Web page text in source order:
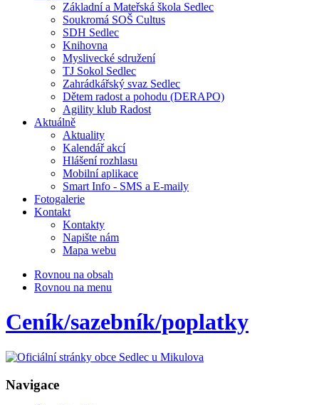
Základní a Mateřská škola Sedlec
Soukromá SOŠ Cultus
SDH Sedlec
Knihovna
Myslivecké sdružení
TJ Sokol Sedlec
Zahrádkářský svaz Sedlec
Dětem radost a pohodu (DERAPO)
Agility klub Radost
Aktuálně
Aktuality
Kalendář akcí
Hlášení rozhlasu
Mobilní aplikace
Smart Info - SMS a E-maily
Fotogalerie
Kontakt
Kontakty
Napište nám
Mapa webu
Rovnou na obsah
Rovnou na menu
Ceník/sazebník/poplatky
Navigace